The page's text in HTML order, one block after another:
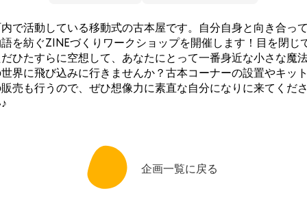
で活動している移動式の古本屋です。自分自身と向き合って
を紡ぐZINEづくりワークショップを開催します！目を閉じ
ひたすらに空想して、あなたにとって一番身近な小さな魔
界に飛び込みに行きませんか？古本コーナーの設置やキット
売も行うので、ぜひ想像力に素直な自分になりに来てくださ
企画一覧に戻る